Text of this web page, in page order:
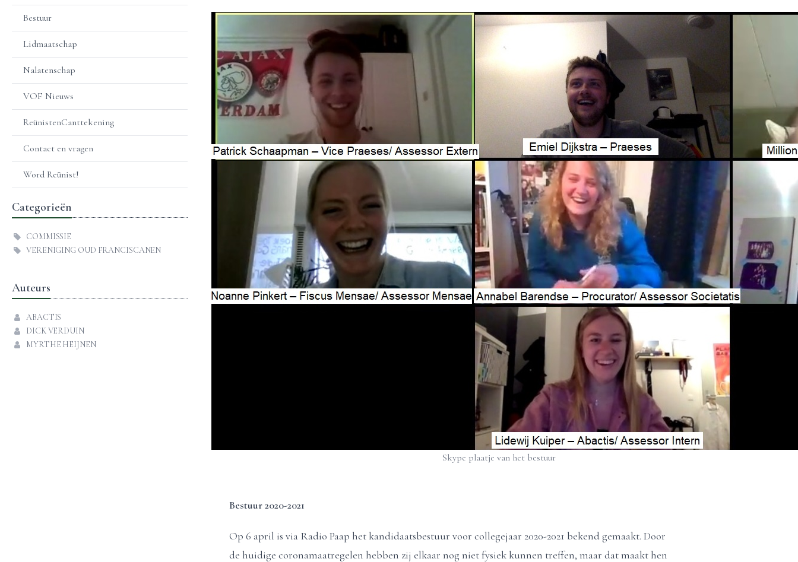
Bestuur
Lidmaatschap
Nalatenschap
VOF Nieuws
ReünistenCanttekening
Contact en vragen
Word Reünist!
Categorieën
COMMISSIE
VERENIGING OUD FRANCISCANEN
Auteurs
ABACTIS
DICK VERDUIN
MYRTHE HEIJNEN
Skype plaatje van het bestuur
Bestuur 2020-2021
Op 6 april is via Radio Paap het kandidaatsbestuur voor collegejaar 2020-2021 bekend gemaakt. Door
de huidige coronamaatregelen hebben zij elkaar nog niet fysiek kunnen treffen, maar dat maakt hen